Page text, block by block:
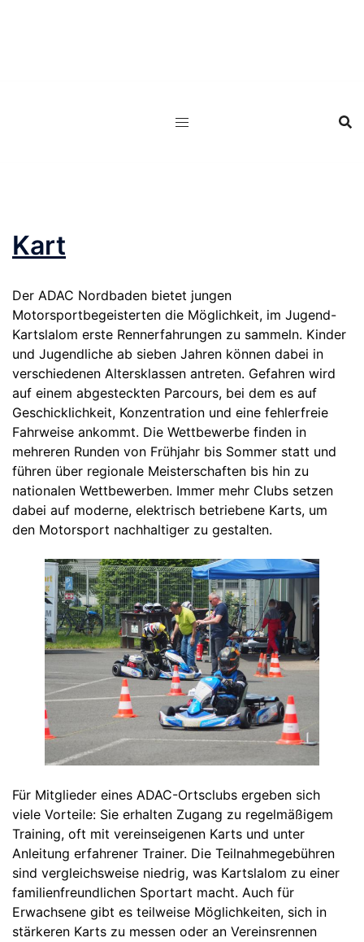
Kart
Der ADAC Nordbaden bietet jungen
Motorsportbegeisterten die Möglichkeit, im Jugend-
Kartslalom erste Rennerfahrungen zu sammeln. Kinder
und Jugendliche ab sieben Jahren können dabei in
verschiedenen Altersklassen antreten. Gefahren wird
auf einem abgesteckten Parcours, bei dem es auf
Geschicklichkeit, Konzentration und eine fehlerfreie
Fahrweise ankommt. Die Wettbewerbe finden in
mehreren Runden von Frühjahr bis Sommer statt und
führen über regionale Meisterschaften bis hin zu
nationalen Wettbewerben. Immer mehr Clubs setzen
dabei auf moderne, elektrisch betriebene Karts, um
den Motorsport nachhaltiger zu gestalten.
Für Mitglieder eines ADAC-Ortsclubs ergeben sich
viele Vorteile: Sie erhalten Zugang zu regelmäßigem
Training, oft mit vereinseigenen Karts und unter
Anleitung erfahrener Trainer. Die Teilnahmegebühren
sind vergleichsweise niedrig, was Kartslalom zu einer
familienfreundlichen Sportart macht. Auch für
Erwachsene gibt es teilweise Möglichkeiten, sich in
stärkeren Karts zu messen oder an Vereinsrennen